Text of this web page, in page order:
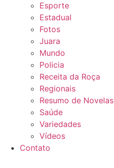
Esporte
Estadual
Fotos
Juara
Mundo
Policia
Receita da Roça
Regionais
Resumo de Novelas
Saúde
Variedades
Vídeos
Contato